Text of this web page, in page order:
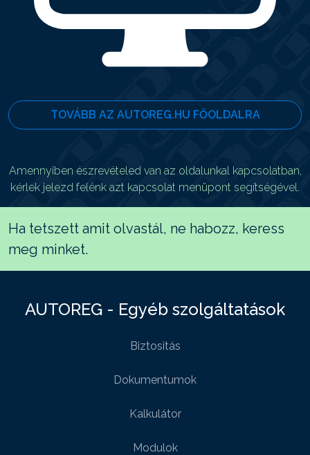
TOVÁBB AZ AUTOREG.HU FŐOLDALRA
Amennyiben észrevételed van az oldalunkal kapcsolatban,
kérlek jelezd felénk azt kapcsolat menüpont segítségével.
Ha tetszett amit olvastál, ne habozz, keress
meg minket.
AUTOREG - Egyéb szolgáltatások
Biztositás
Dokumentumok
Kalkulátor
Modulok